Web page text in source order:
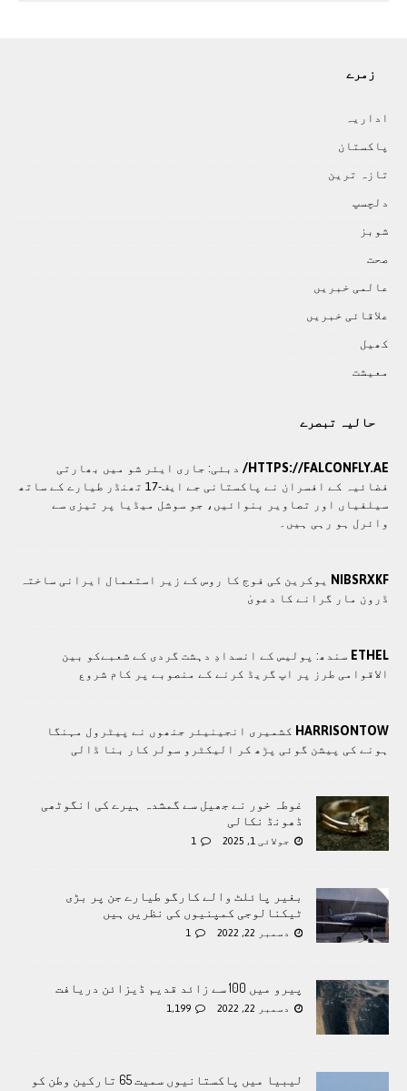
زمرے
اداريہ
پاکستان
تازہ ترين
دلچسپ
شوبز
صحت
عالمی خبريں
علاقائی خبريں
کھيل
معيشت
حالیہ تبصرے
HTTPS://FALCONFLY.AE/
دبئی: جاری ایئر شو میں بھارتی
فضائیہ کے افسران نے پاکستانی جے ایف-17 تھنڈر طیارے کے ساتھ
سیلفیاں اور تصاویر بنوائیں، جو سوشل میڈیا پر تیزی سے
وائرل ہو رہی ہیں۔
NIBSRXKF یوکرین کی فوج کا روس کے زیر استعمال ایرانی ساختہ
ڈرون مار گرانے کا دعویٰ
ETHEL سندھ: پوليس کے انسدادِ دہشت گردی کے شعبےکو بین
الاقوامی طرز پر اپ گریڈ کرنے کے منصوبے پر کام شروع
HARRISONTOW کشمیری انجینیئر جنھوں نے پیٹرول مہنگا
ہونے کی پیشن گوئی پڑھ کر الیکٹرو سولر کار بنا ڈالی
غوطہ خور نے جھیل سے گمشدہ ہیرے کی انگوٹھی
ڈھونڈ نکالی
جولائی 1, 2025 1
بغیر پائلٹ والے کارگو طیارے جن پر بڑی
ٹیکنالوجی کمپنیوں کی نظریں ہیں
دسمبر 22, 2022 1
پیرو میں 100 سے زائد قدیم ڈیزائن دریافت
دسمبر 22, 2022 1,199
لیبیا میں پاکستانیوں سمیت 65 تارکین وطن کو